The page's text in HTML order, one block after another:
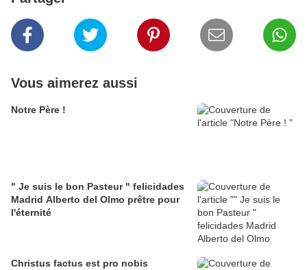
Vous aimerez aussi
Notre Père !
" Je suis le bon Pasteur " felicidades
Madrid Alberto del Olmo prêtre pour
l'éternité
Christus factus est pro nobis